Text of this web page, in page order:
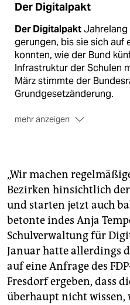
Der Digitalpakt
Der DigitalpaktJahrelang
gerungen, bis sie sich auf
konnten, wie der Bund
Infrastruktur der Schulen
März stimmte der
Grundgesetzänderung.
mehr anzeigen
beim Digitalpakt ist, dass
Fördersumme zuschießen
Millionen Euro. Investiert
Server, Smartboards oder
Unterhaltung der
der LehrerInnen müssen
kümmern.(akl)
„Wir machen
Bezirken hinsichtlich
und starten jetzt auch
betonte indes Anja
Schulverwaltung für
Januar hatte allerdings
auf eine Anfrage des
Fresdorf ergeben, dass
überhaupt nicht wissen,